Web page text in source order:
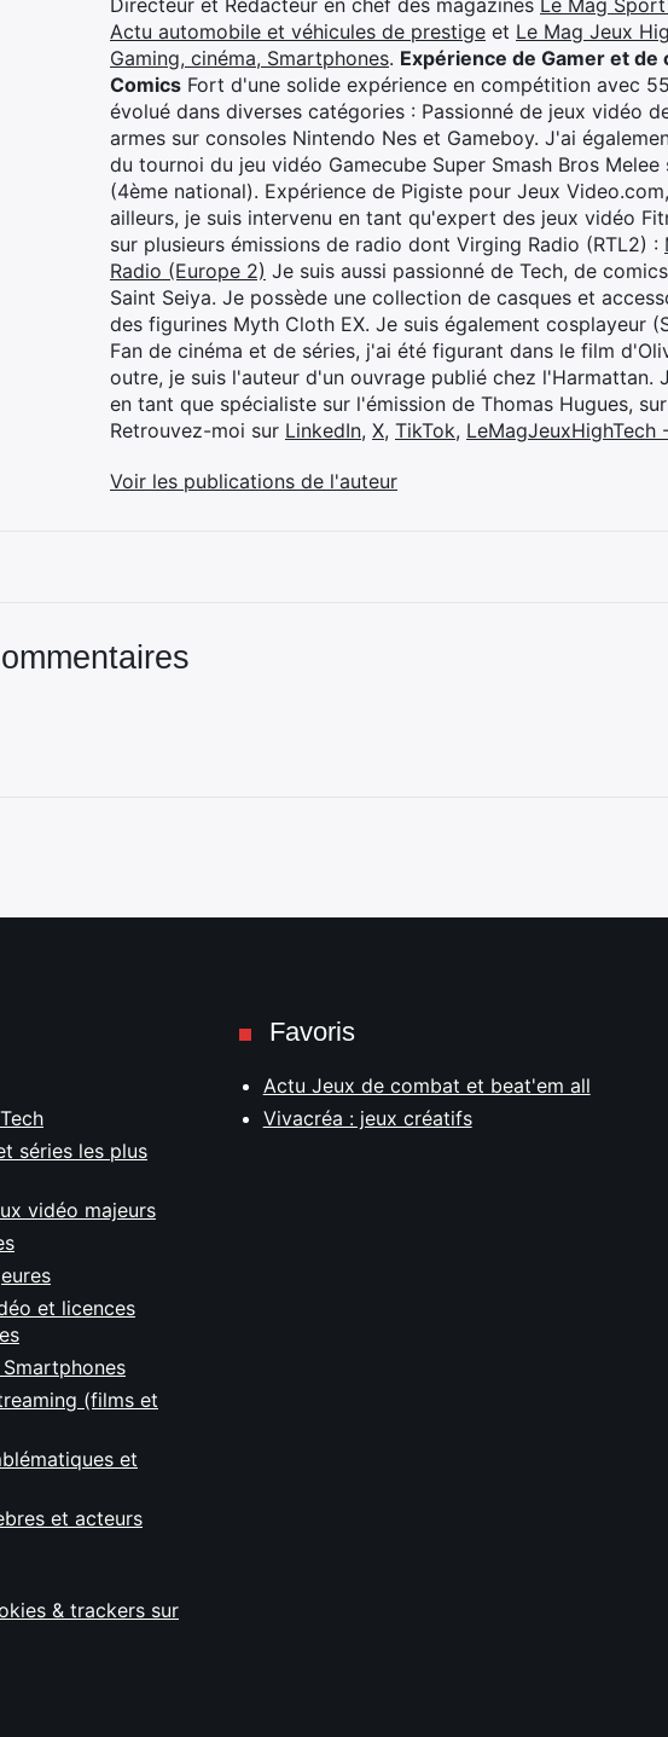
Directeur et Rédacteur en chef des magazines Le Mag
Actu automobile et véhicules de prestige et Le Mag Jeux
Gaming, cinéma, Smartphones. Expérience de Gamer et
Comics Fort d'une solide expérience en compétition avec
évolué dans diverses catégories : Passionné de jeux vidéo
armes sur consoles Nintendo Nes et Gameboy. J'ai
du tournoi du jeu vidéo Gamecube Super Smash Bros Melee
(4ème national). Expérience de Pigiste pour Jeux
ailleurs, je suis intervenu en tant qu'expert des jeux vidéo
sur plusieurs émissions de radio dont Virging Radio (RTL2) :
Radio (Europe 2) Je suis aussi passionné de Tech, de
Saint Seiya. Je possède une collection de casques et
des figurines Myth Cloth EX. Je suis également cosplayeur
Fan de cinéma et de séries, j'ai été figurant dans le film
outre, je suis l'auteur d'un ouvrage publié chez l'Harmattan.
en tant que spécialiste sur l'émission de Thomas Hugues,
Retrouvez-moi sur LinkedIn, X, TikTok, LeMagJeuxHighTech
Voir les publications de l'auteur
séries les plus
vidéo majeurs
et licences
(films et
et
et acteurs
& trackers sur
Favoris
Actu Jeux de combat et beat'em all
Vivacréa : jeux créatifs